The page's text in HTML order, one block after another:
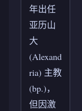
年出任
亚历山
大
(Alexand
ria) 主教
(bp.)，
但因激